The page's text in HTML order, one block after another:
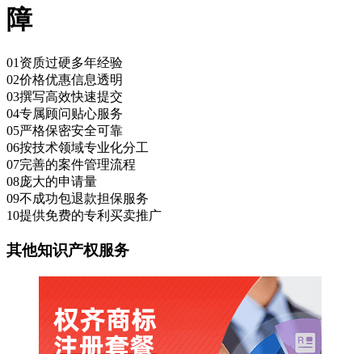
障
01 资质过硬多年经验
02价格优惠信息透明
03撰写高效快速提交
04专属顾问贴心服务
05严格保密安全可靠
06按技术领域专业化分工
07完善的案件管理流程
08庞大的申请量
09不成功包退款担保服务
10提供免费的专利买卖推广
其他知识产权服务